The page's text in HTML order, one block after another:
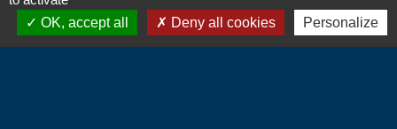
OK, accept all
Deny all cookies Personalize